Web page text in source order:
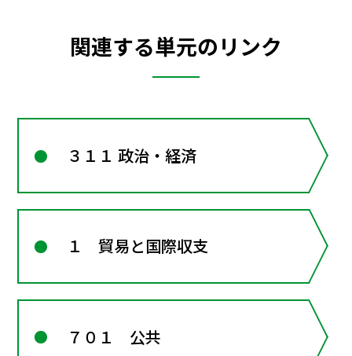
関連する単元のリンク
３１１ 政治・経済
１ 貿易と国際収支
７０１ 公共